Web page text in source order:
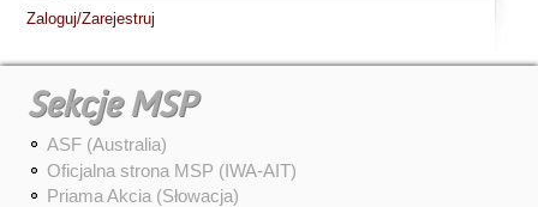
Zaloguj/Zarejestruj
Sekcje MSP
ASF (Australia)
Oficjalna strona MSP (IWA-AIT)
Priama Akcia (Słowacja)